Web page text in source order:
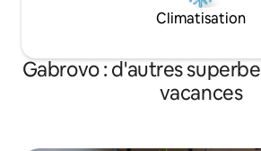
Climatisation
Gabrovo : d'autres
vacances